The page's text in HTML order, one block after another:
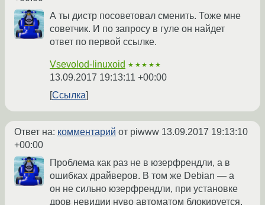
А ты дистр посоветовал сменить. Тоже мне
советчик. И по запросу в гуле он найдет
ответ по первой ссылке.
Vsevolod-linuxoid ★★★★★
13.09.2017 19:13:11 +00:00
Ссылка
Ответ на: комментарий от piwww 13.09.2017 19:13:10
+00:00
Проблема как раз не в юзерфрендли, а в
ошибках драйверов. В том же Debian — а
он не сильно юзерфрендли, при установке
дров невидии нуво автоматом блокируется.